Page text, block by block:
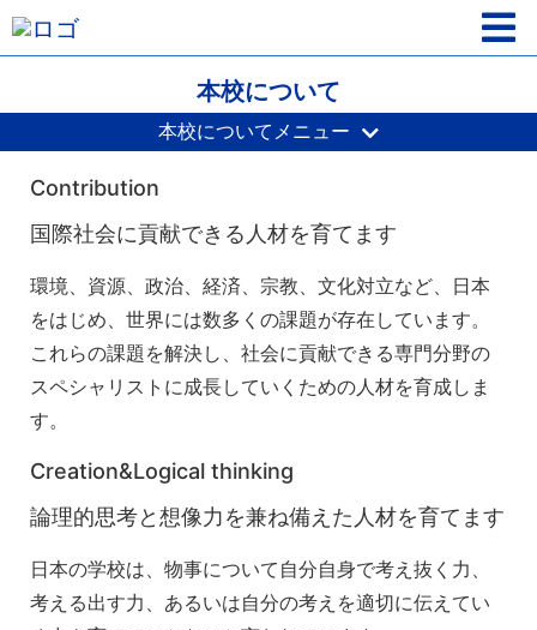
本校について
本校についてメニュー
Contribution
国際社会に貢献できる人材を育てます
環境、資源、政治、経済、宗教、文化対立など、日本
をはじめ、世界には数多くの課題が存在しています。
これらの課題を解決し、社会に貢献できる専門分野の
スペシャリストに成長していくための人材を育成しま
す。
Creation&Logical thinking
論理的思考と想像力を兼ね備えた人材を育てます
日本の学校は、物事について自分自身で考え抜く力、
考える出す力、あるいは自分の考えを適切に伝えてい